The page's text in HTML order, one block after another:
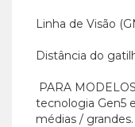
Linha de Visão
Distância do
PARA
tecnologia Gen5
médias / grandes.